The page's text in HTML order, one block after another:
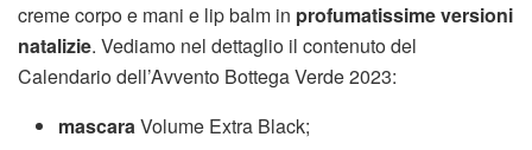
creme corpo e mani e lip balm in profumatissime versioni
natalizie. Vediamo nel dettaglio il contenuto del
Calendario dell’Avvento Bottega Verde 2023:
mascaraVolume Extra Black;